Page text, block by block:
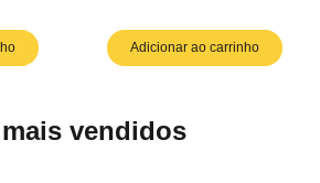
Adicionar ao carrinho
vendidos